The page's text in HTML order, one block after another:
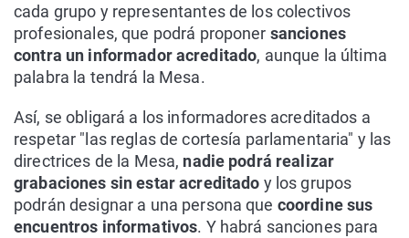
cada grupo y representantes de los colectivos
profesionales, que podrá proponer sanciones
contra un informador acreditado, aunque la última
palabra la tendrá la Mesa.
Así, se obligará a los informadores acreditados a
respetar "las reglas de cortesía parlamentaria" y las
directrices de la Mesa, nadie podrá realizar
grabaciones sin estar acreditado y los grupos
podrán designar a una persona que coordine sus
encuentros informativos. Y habrá sanciones para